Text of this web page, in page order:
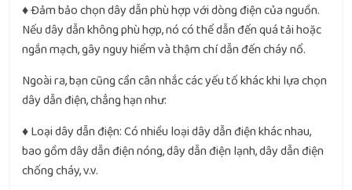
♦ Đảm bảo chọn dây dẫn phù hợp với dòng điện của nguồn.
Nếu dây dẫn không phù hợp, nó có thể dẫn đến quá tải hoặc
ngắn mạch, gây nguy hiểm và thậm chí dẫn đến cháy nổ.
Ngoài ra, bạn cũng cần cân nhắc các yếu tố khác khi lựa chọn
dây dẫn điện, chẳng hạn như:
♦ Loại dây dẫn điện: Có nhiều loại dây dẫn điện khác nhau,
bao gồm dây dẫn điện nóng, dây dẫn điện lạnh, dây dẫn điện
chống cháy, v.v.